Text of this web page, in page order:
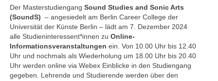
Der Masterstudiengang Sound Studies and Sonic Arts
(SoundS) – angesiedelt am Berlin Career College der
Universität der Künste Berlin – lädt am 7. Dezember 2024
alle Studieninteressent*innen zu Online-
Informationsveranstaltungen ein. Von 10.00 Uhr bis 12.40
Uhr und nochmals als Wiederholung um 18.00 Uhr bis 20.40
Uhr werden online via Webex Einblicke in den Studiengang
gegeben. Lehrende und Studierende werden über den